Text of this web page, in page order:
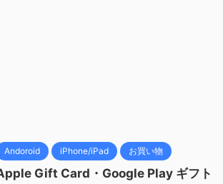
Andoroid iPhone/iPad お買い物
Gift Card・Google Play ギフト